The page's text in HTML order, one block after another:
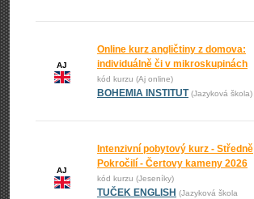
AJ
Online kurz angličtiny z domova:
individuálně či v mikroskupinách
kód kurzu (Aj online)
BOHEMIA INSTITUT (Jazyková škola)
AJ
Intenzivní pobytový kurz - Středně
Pokročilí - Čertovy kameny 2026
kód kurzu (Jeseníky)
TUČEK ENGLISH (Jazyková škola